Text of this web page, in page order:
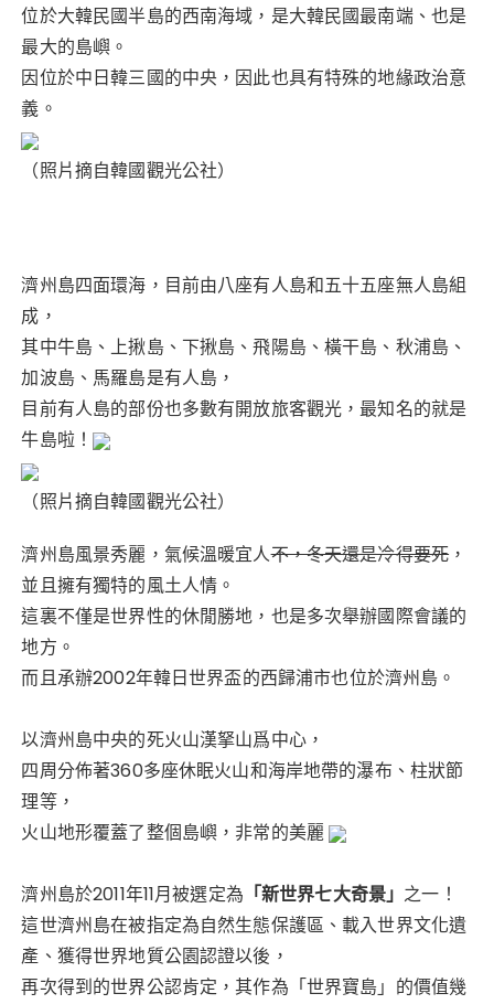
e
b
o
k
te
r
re
st
ts
A
p
位於大韓民國半島的西南海域，是大韓民國最南端、也是
最大的島嶼。
因位於中日韓三國的中央，因此也具有特殊的地緣政治意
義。
（照片摘自韓國觀光公社）
濟州島四面環海，目前由八座有人島和五十五座無人島組
成，
其中牛島、上揪島、下揪島、飛陽島、橫干島、秋浦島、
加波島、馬羅島是有人島，
目前有人島的部份也多數有開放旅客觀光，最知名的就是
牛島啦！
（照片摘自韓國觀光公社）
濟州島風景秀麗，氣候溫暖宜人不，冬天還是冷得要死 ，
並且擁有獨特的風土人情。
這裏不僅是世界性的休閒勝地，也是多次舉辦國際會議的
地方。
而且承辦2002年韓日世界盃的西歸浦市也位於濟州島。
以濟州島中央的死火山漢拏山爲中心，
四周分佈著360多座休眠火山和海岸地帶的瀑布、柱狀節
理等，
火山地形覆蓋了整個島嶼，非常的美麗
濟州島於2011年11月被選定為 「新世界七大奇景」 之一！
這世濟州島在被指定為自然生態保護區、載入世界文化遺
產、獲得世界地質公園認證以後，
再次得到的世界公認肯定，其作為「世界寶島」的價值幾